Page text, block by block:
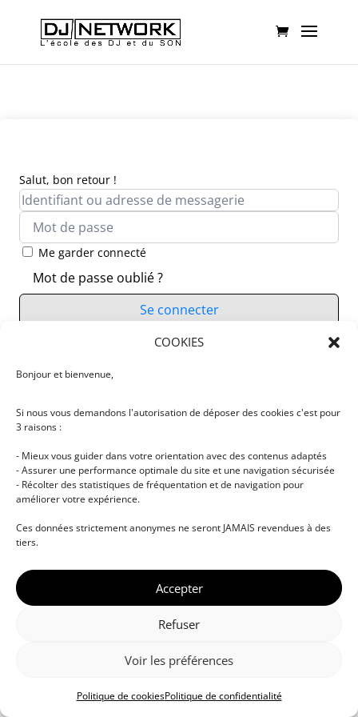
COOKIES
Bonjour et bienvenue,
Si nous vous demandons l'autorisation de déposer des cookies c'est pour
3 raisons :
- Mieux vous guider dans votre orientation avec des contenus adaptés
- Assurer une performance optimale du site et une navigation sécurisée
- Récolter des statistiques de fréquentation et de navigation pour
améliorer votre expérience.
Ces données strictement anonymes ne seront JAMAIS revendues à des
tiers.
Accepter
Refuser
Voir les préférences
Politique de cookiesPolitique de confidentialité
Salut, bon retour !
Me garder connecté
Mot de passe oublié ?
Se connecter
Vous n’avez pas de compte ?
musicale • Certifications professionnelles • Paris •